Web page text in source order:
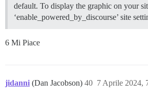
default. To display the graphic on your
‘enable_powered_by_discourse’ site
6 Mi Piace
jidanni (Dan Jacobson) 7 Aprile 2024,
40